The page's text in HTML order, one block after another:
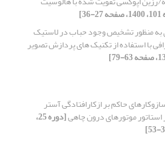
به منظور تشخیص وجود حباب در لاستیک
با استفاده از تکنیک های پردازش تصویر
حاکم بر ازکارافتادگی آستر
موتورهای درون چاهی [دوره 25،